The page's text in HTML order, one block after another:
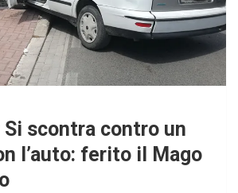
scontra contro un
l’auto: ferito il Mago